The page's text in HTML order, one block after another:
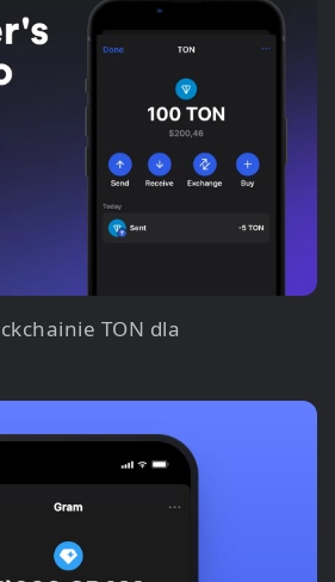
TON dla